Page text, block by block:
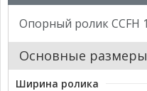
Опорный ролик CCFH
Основные размеры
Ширина ролика